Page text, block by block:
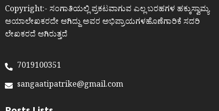
Copyright:- ಸಂಗಾತಿಯಲ್ಲಿ ಪ್ರಕಟವಾಗುವ ಎಲ್ಲ ಬರಹಗಳ ಹಕ್ಕುಸ್ವಾಮ್ಯ
ಆಯಾಲೇಖಕರದೇ ಆಗಿದ್ದು ಅವರ ಅಭಿಪ್ರಾಯಗಳಹೊಣೆಗಾರಿಕೆ ಸದರಿ
ಲೇಖಕರದೆ ಆಗಿರುತ್ತದೆ
7019100351
sangaatipatrike@gmail.com